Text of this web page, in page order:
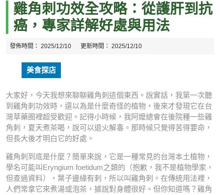
雞角刺功效全攻略：從護肝到抗
癌，專家詳解好處與用法
發佈時間： 2025/12/10 更新時間： 2025/12/10
美食探店
大家好，今天我想來聊聊雞角刺這個東西。說實話，我第一次聽
到雞角刺功效時，還以為是什麼奇怪的植物，後來才發現它在台
灣草藥圈裡超受歡迎。記得小時候，我阿嬤總會在後院種一些雞
角刺，夏天煮茶喝，說可以退火解毒。那時候只覺得苦得要命，
但長大後才明白它的好處。
雞角刺到底是什麼？簡單來說，它是一種常見的台灣本土植物，
學名可能叫Eryngium foetidum之類的（抱歉，我不是植物學家，
但查過資料），葉子邊緣有刺，所以叫雞角刺。在傳統用法裡，
人們常拿它來煮湯或泡茶，據說對身體很好。但你知道嗎？雞角